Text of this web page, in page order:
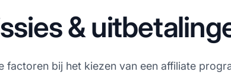
&
factoren bij het kiezen van een affiliate